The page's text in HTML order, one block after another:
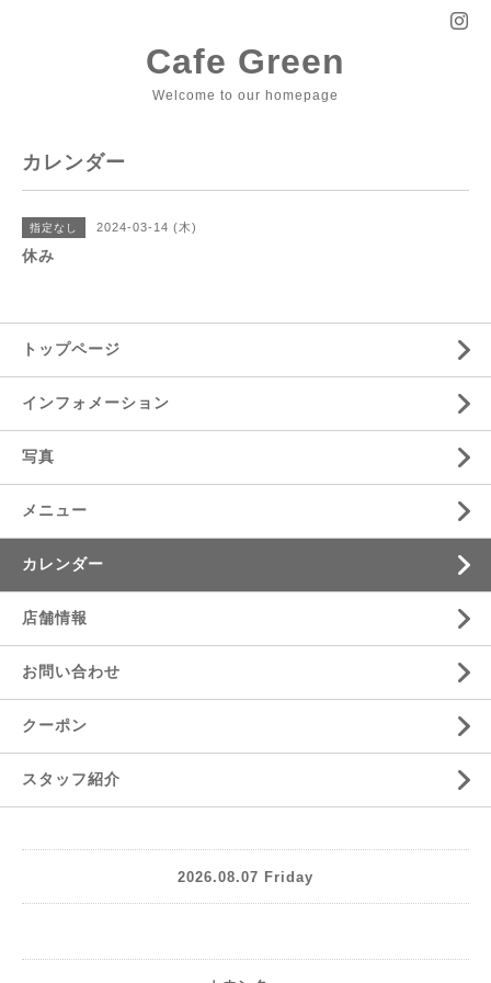
Cafe Green
Welcome to our homepage
カレンダー
指定なし 2024-03-14 (木)
休み
トップページ
インフォメーション
写真
メニュー
カレンダー
店舗情報
お問い合わせ
クーポン
スタッフ紹介
2026.08.07 Friday